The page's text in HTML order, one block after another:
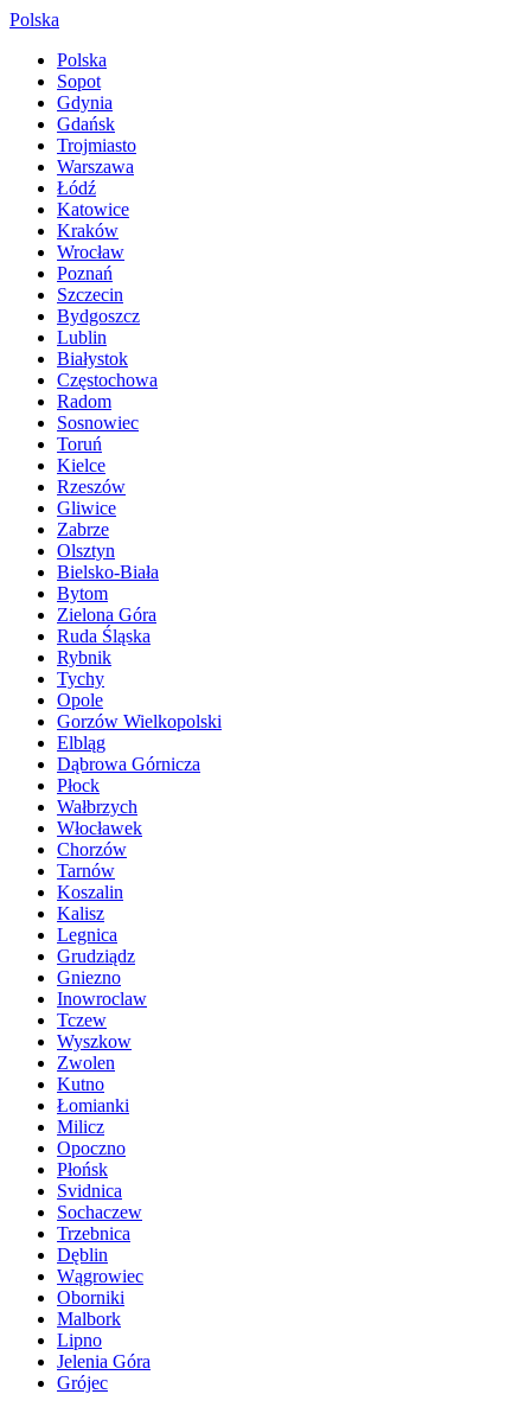
Polska
Polska
Sopot
Gdynia
Gdańsk
Trojmiasto
Warszawa
Łódź
Katowice
Kraków
Wrocław
Poznań
Szczecin
Bydgoszcz
Lublin
Białystok
Częstochowa
Radom
Sosnowiec
Toruń
Kielce
Rzeszów
Gliwice
Zabrze
Olsztyn
Bielsko-Biała
Bytom
Zielona Góra
Ruda Śląska
Rybnik
Tychy
Opole
Gorzów Wielkopolski
Elbląg
Dąbrowa Górnicza
Płock
Wałbrzych
Włocławek
Chorzów
Tarnów
Koszalin
Kalisz
Legnica
Grudziądz
Gniezno
Inowroclaw
Tczew
Wyszkow
Zwolen
Kutno
Łomianki
Milicz
Opoczno
Płońsk
Svidnica
Sochaczew
Trzebnica
Dęblin
Wągrowiec
Oborniki
Malbork
Lipno
Jelenia Góra
Grójec